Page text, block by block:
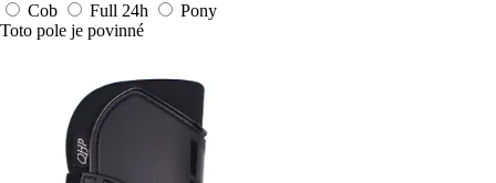
Cob
Full 24h
Pony
Toto pole je povinné